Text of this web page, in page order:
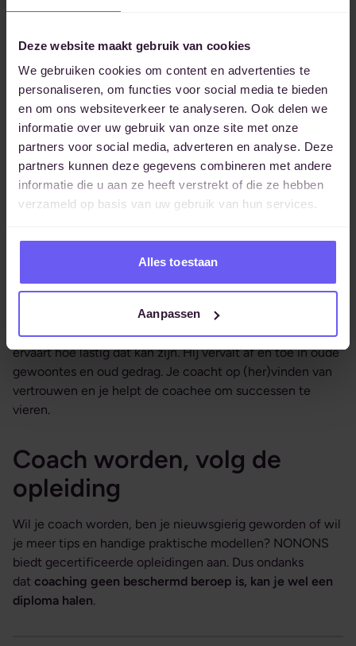
Deze website maakt gebruik van cookies
We gebruiken cookies om content en advertenties te
personaliseren, om functies voor social media te bieden
en om ons websiteverkeer te analyseren. Ook delen we
informatie over uw gebruik van onze site met onze
partners voor social media, adverteren en analyse. Deze
partners kunnen deze gegevens combineren met andere
informatie die u aan ze heeft verstrekt of die ze hebben
verzameld op basis van uw gebruik van hun services.
Alles toestaan
Aanpassen
In deze fase kun je iemand goed coachen. Hij is zich
bewust van de gap tussen huidige en gewenste situatie
en wil graag weten hoe hij kan veranderen. Je gaat
coachen op bewustwording, op acceptatie en/of op
vaardigheden om doelen ook echt te bereiken. Je kan
iemand helpen inzien wat hij doet wat niet effectief is, je
kan iemand helpen om andere keuzes te maken. Je helpt
iemand kortom weer aan regie over zijn (werkende) leven.
Fase 4: Ik ben aan het
veranderen
Ook in de vierde fase kun je iemand coachen. De coachee
is al aan het veranderen, is daartoe ook bereid, maar
ervaart hoe lastig dat kan zijn. Hij vervalt af en toe in oude
gewoontes en oud gedrag. Je coacht op (her)vinden van
vertrouwen en je helpt de coachee om successen te
vieren.
Coach worden, volg de
opleiding
Wil je coach worden, ben je nieuwsgierig geworden of wil
je meer tips en handige praktische modellen? NONONS
biedt gecertificeerde opleidingen aan. Dus ondanks
dat coaching geen beschermd beroep is, kan je wel een
diploma halen.